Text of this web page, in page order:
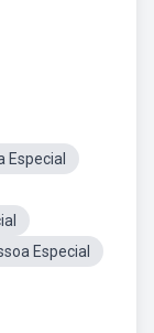
Especial
Especial